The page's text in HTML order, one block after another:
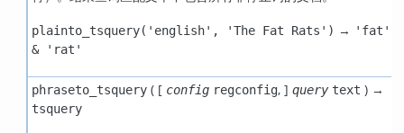
plainto_tsquery('english', 'The Fat Rats') →
'fat'
& 'rat'
phraseto_tsquery( [ config regconfig, ] query text ) →
tsquery